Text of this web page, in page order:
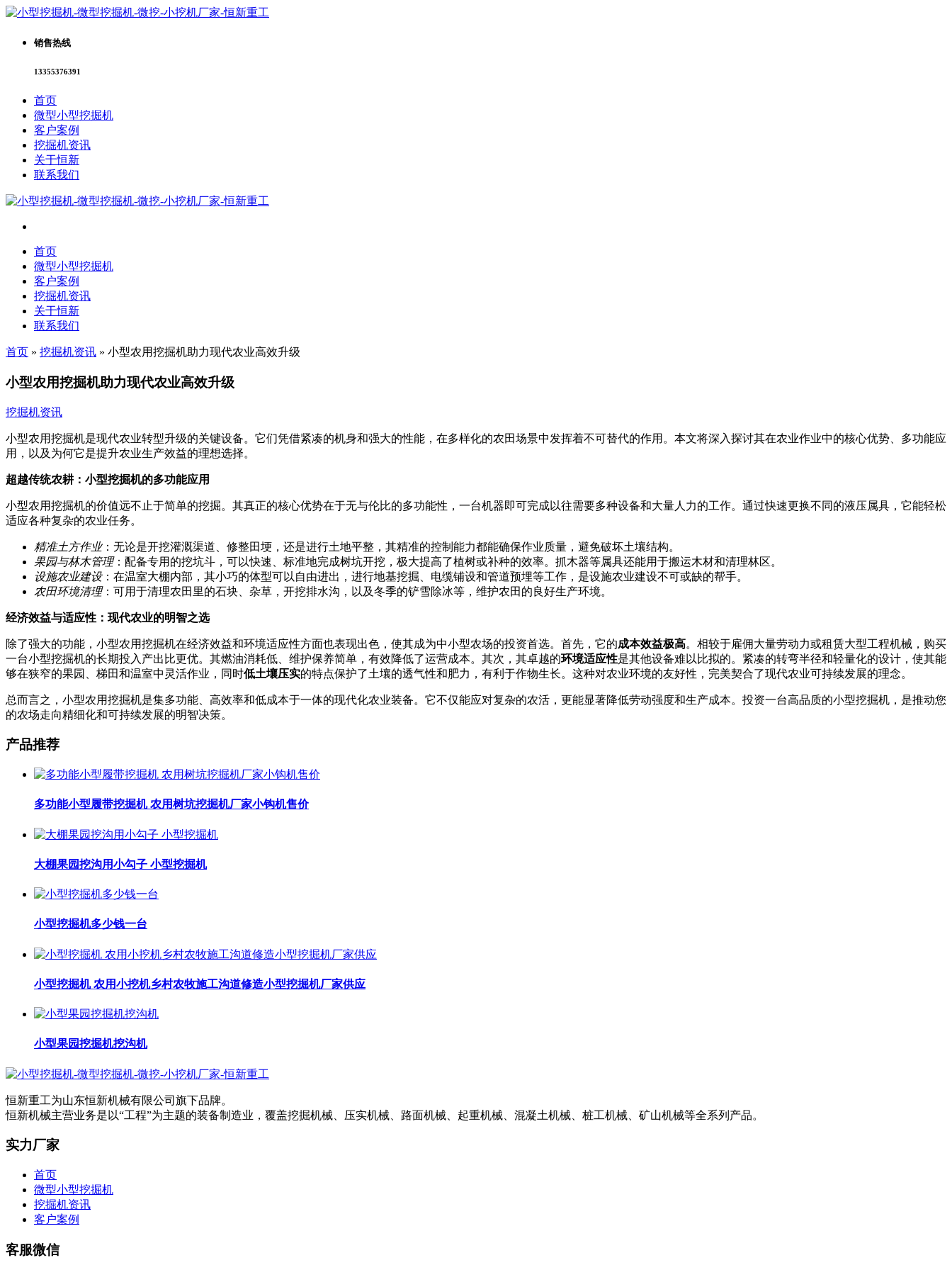
销售热线
13355376391
首页
微型小型挖掘机
客户案例
挖掘机资讯
关于恒新
联系我们
首页
微型小型挖掘机
客户案例
挖掘机资讯
关于恒新
联系我们
首页 » 挖掘机资讯 » 小型农用挖掘机助力现代农业高效升级
小型农用挖掘机助力现代农业高效升级
挖掘机资讯
小型农用挖掘机是现代农业转型升级的关键设备。它们凭借紧凑的机身和强大的性能，在多样化的农田场景中发挥着不可替代的作用。本文将深入探讨其在农业作业中的核心优势、多功能应
用，以及为何它是提升农业生产效益的理想选择。
超越传统农耕：小型挖掘机的多功能应用
小型农用挖掘机的价值远不止于简单的挖掘。其真正的核心优势在于无与伦比的多功能性，一台机器即可完成以往需要多种设备和大量人力的工作。通过快速更换不同的液压属具，它能轻松
适应各种复杂的农业任务。
精准土方作业：无论是开挖灌溉渠道、修整田埂，还是进行土地平整，其精准的控制能力都能确保作业质量，避免破坏土壤结构。
果园与林木管理：配备专用的挖坑斗，可以快速、标准地完成树坑开挖，极大提高了植树或补种的效率。抓木器等属具还能用于搬运木材和清理林区。
设施农业建设：在温室大棚内部，其小巧的体型可以自由进出，进行地基挖掘、电缆铺设和管道预埋等工作，是设施农业建设不可或缺的帮手。
农田环境清理：可用于清理农田里的石块、杂草，开挖排水沟，以及冬季的铲雪除冰等，维护农田的良好生产环境。
经济效益与适应性：现代农业的明智之选
除了强大的功能，小型农用挖掘机在经济效益和环境适应性方面也表现出色，使其成为中小型农场的投资首选。首先，它的成本效益极高。相较于雇佣大量劳动力或租赁大型工程机械，购买
一台小型挖掘机的长期投入产出比更优。其燃油消耗低、维护保养简单，有效降低了运营成本。其次，其卓越的环境适应性是其他设备难以比拟的。紧凑的转弯半径和轻量化的设计，使其能
够在狭窄的果园、梯田和温室中灵活作业，同时低土壤压实的特点保护了土壤的透气性和肥力，有利于作物生长。这种对农业环境的友好性，完美契合了现代农业可持续发展的理念。
总而言之，小型农用挖掘机是集多功能、高效率和低成本于一体的现代化农业装备。它不仅能应对复杂的农活，更能显著降低劳动强度和生产成本。投资一台高品质的小型挖掘机，是推动您
的农场走向精细化和可持续发展的明智决策。
产品推荐
多功能小型履带挖掘机 农用树坑挖掘机厂家小钩机售价
大棚果园挖沟用小勾子 小型挖掘机
小型挖掘机多少钱一台
小型挖掘机 农用小挖机乡村农牧施工沟道修造小型挖掘机厂家供应
小型果园挖掘机挖沟机
恒新重工为山东恒新机械有限公司旗下品牌。
恒新机械主营业务是以“工程”为主题的装备制造业，覆盖挖掘机械、压实机械、路面机械、起重机械、混凝土机械、桩工机械、矿山机械等全系列产品。
实力厂家
首页
微型小型挖掘机
挖掘机资讯
客户案例
客服微信